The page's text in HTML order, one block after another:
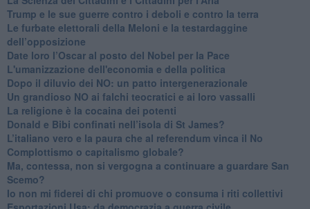
Trump e le sue guerre contro i deboli e contro la terra
​Le furbate elettorali della Meloni e la testardaggine
dell’opposizione
​Date loro l’Oscar al posto del Nobel per la Pace
L'umanizzazione dell'economia e della politica
​Dopo il diluvio dei NO: un patto intergenerazionale
​Un grandioso NO ai falchi teocratici e ai loro vassalli
La religione è la cocaina dei potenti
Donald e Bibi confinati nell’isola di St James?
L’italiano vero e la paura che al referendum vinca il No
​Complottismo o capitalismo globale?
​Ma, contessa, non si vergogna a continuare a guardare San
Scemo?
​Io non mi fiderei di chi promuove o consuma i riti collettivi